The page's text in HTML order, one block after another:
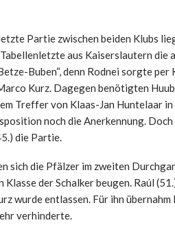
Partie zwischen beiden Klubs
aus Kaiserslautern die
Buben“, denn Rodnei sorgte
Kurz. Dagegen benötigten
Treffer von Klaas-Jan Huntelaar
noch die Anerkennung.
die Partie.
sich die Pfälzer im zweiten
Klasse der Schalker beugen. Raúl
wurde entlassen. Für ihn
verhinderte.